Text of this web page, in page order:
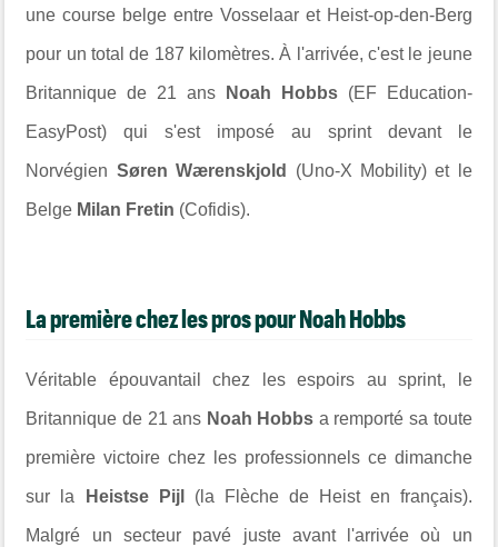
une course belge entre Vosselaaret Heist-op-den-Berg
pour un total de 187 kilomètres. À l'arrivée, c'est le jeune
Britannique de 21 ans Noah Hobbs (EF Education-
EasyPost) qui s'est imposé au sprint devant le
Norvégien Søren Wærenskjold (Uno-X Mobility) et le
Belge Milan Fretin (Cofidis).
La première chez les pros pour Noah Hobbs
Véritable épouvantail chez les espoirs au sprint, le
Britannique de 21 ans Noah Hobbs a remporté sa toute
première victoire chez les professionnels ce dimanche
sur la Heistse Pijl (la Flèche de Heist en français).
Malgré un secteur pavé juste avant l'arrivée où un